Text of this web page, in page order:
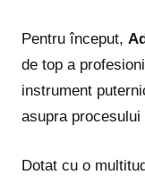
Pentru început,
de top a
instrument
asupra procesului
Dotat cu o